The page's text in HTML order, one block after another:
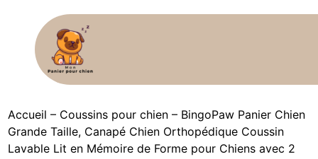
Accueil – Coussins pour chien – BingoPaw Panier Chien
Grande Taille, Canapé Chien Orthopédique Coussin
Lavable Lit en Mémoire de Forme pour Chiens avec 2